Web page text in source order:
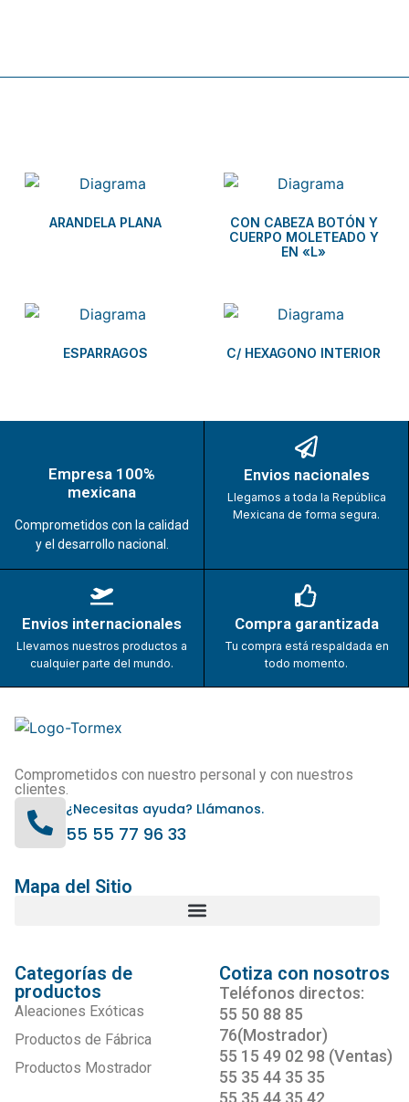
ARANDELA PLANA
CON CABEZA BOTÓN Y
CUERPO MOLETEADO Y
EN «L»
ESPARRAGOS C/ HEXAGONO INTERIOR
Empresa 100%
mexicana
Comprometidos con la calidad
y el desarrollo nacional.
Envios nacionales
Llegamos a toda la República
Mexicana de forma segura.
Envios internacionales
Llevamos nuestros productos a
cualquier parte del mundo.
Compra garantizada
Tu compra está respaldada en
todo momento.
Comprometidos con nuestro personal y con nuestros
clientes.
¿Necesitas ayuda? Llámanos.
55 55 77 96 33
Mapa del Sitio
Categorías de
productos
Aleaciones Exóticas
Productos de Fábrica
Productos Mostrador
Cotiza con nosotros
Teléfonos directos:
55 50 88 85
76(Mostrador)
55 15 49 02 98 (Ventas)
55 35 44 35 35
55 35 44 35 42